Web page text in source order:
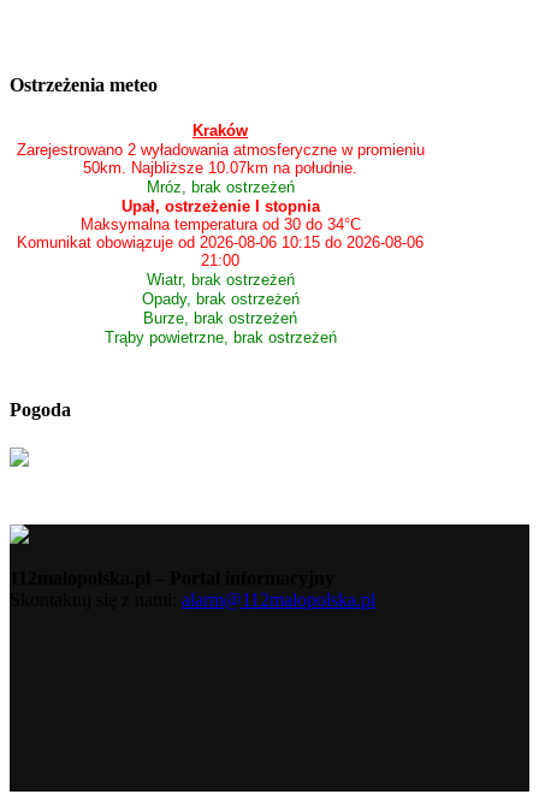
Ostrzeżenia meteo
Kraków
Zarejestrowano 2 wyładowania atmosferyczne w promieniu
50km. Najbliższe 10.07km na południe.
Mróz, brak ostrzeżeń
Upał, ostrzeżenie I stopnia
Maksymalna temperatura od 30 do 34°C
Komunikat obowiązuje od 2026-08-06 10:15 do 2026-08-06
21:00
Wiatr, brak ostrzeżeń
Opady, brak ostrzeżeń
Burze, brak ostrzeżeń
Trąby powietrzne, brak ostrzeżeń
Pogoda
alarm@112malopolska.pl